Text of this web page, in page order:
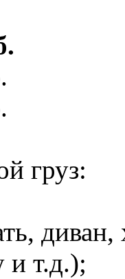
груз:
и т.д.);